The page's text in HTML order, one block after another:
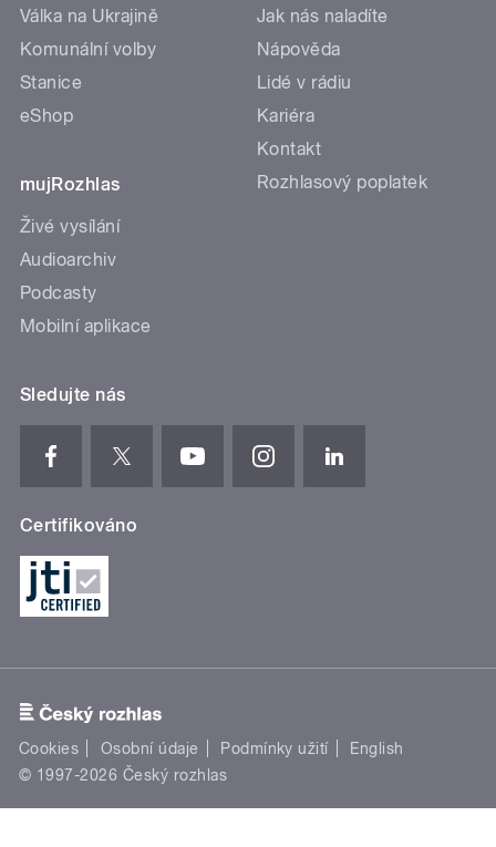
Válka na Ukrajině
Komunální volby
Stanice
eShop
mujRozhlas
Živé vysílání
Audioarchiv
Podcasty
Mobilní aplikace
Jak nás naladíte
Nápověda
Lidé v rádiu
Kariéra
Kontakt
Rozhlasový poplatek
Sledujte nás
Certifikováno
Cookies Osobní údaje Podmínky užití
English
© 1997-2026 Český rozhlas